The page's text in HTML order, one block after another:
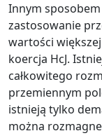
Innym
zastosowanie
wartości
koercja HcJ.
całkowitego
przemiennym
istnieją tylko
można